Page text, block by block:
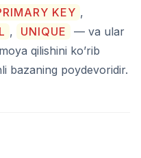
KEY ,
, UNIQUE
— va ular
qilishini ko’rib
bazaning poydevoridir.